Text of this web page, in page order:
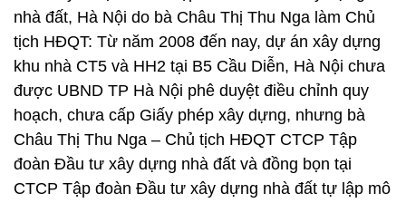
nhà đất, Hà Nội do bà Châu Thị Thu Nga làm Chủ
tịch HĐQT: Từ năm 2008 đến nay, dự án xây dựng
khu nhà CT5 và HH2 tại B5 Cầu Diễn, Hà Nội chưa
được UBND TP Hà Nội phê duyệt điều chỉnh quy
hoạch, chưa cấp Giấy phép xây dựng, nhưng bà
Châu Thị Thu Nga – Chủ tịch HĐQT CTCP Tập
đoàn Đầu tư xây dựng nhà đất và đồng bọn tại
CTCP Tập đoàn Đầu tư xây dựng nhà đất tự lập mô